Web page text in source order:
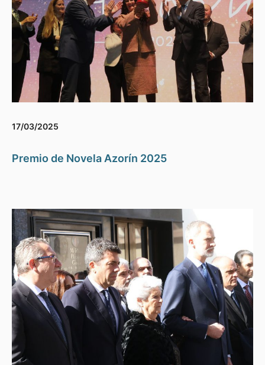
17/03/2025
Premio de Novela Azorín 2025